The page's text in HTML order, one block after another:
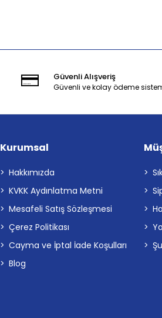
Güvenli Alışveriş
Güvenli ve kolay ödeme
Kurumsal
Hakkımızda
KVKK Aydınlatma Metni
Mesafeli Satış Sözleşmesi
Çerez Politikası
Cayma ve İptal İade Koşulları
Blog